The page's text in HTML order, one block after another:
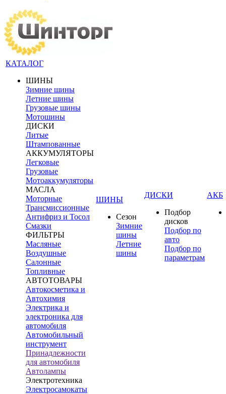
КАТАЛОГ
ШИНЫ
Зимние шины
Летние шины
Грузовые шины
Мотошины
ДИСКИ
Литые
Штампованные
АККУМУЛЯТОРЫ
Легковые
Грузовые
Мотоаккумуляторы
МАСЛА
Моторные
Трансмиссионные
Антифриз и Тосол
Смазки
ФИЛЬТРЫ
Масляные
Воздушные
Салонные
Топливные
АВТОТОВАРЫ
Автокосметика и
Автохимия
Электрика и
электроника для
автомобиля
Автомобильный
инструмент
Принадлежности
для автомобиля
Автолампы
Электротехника
Электросамокаты
ШИНЫ
Сезон
Зимние
шины
Летние
шины
ДИСКИ
Подбор
дисков
Подбор по
авто
Подбор по
параметрам
АКБ